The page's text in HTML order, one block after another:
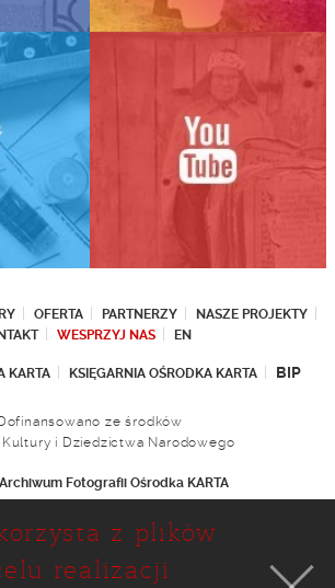
OFERTA PARTNERZY
NASZE PROJEKTY
WESPRZYJ NAS EN
KARTA KSIĘGARNIA OŚRODKA KARTA BIP
ze środków
Kultury i Dziedzictwa Narodowego
Fotografii Ośrodka KARTA
Ul. Narbutta 29
02-536 Warszawa
tel.: (+48 22) 646 36 90
z plików
realizacji